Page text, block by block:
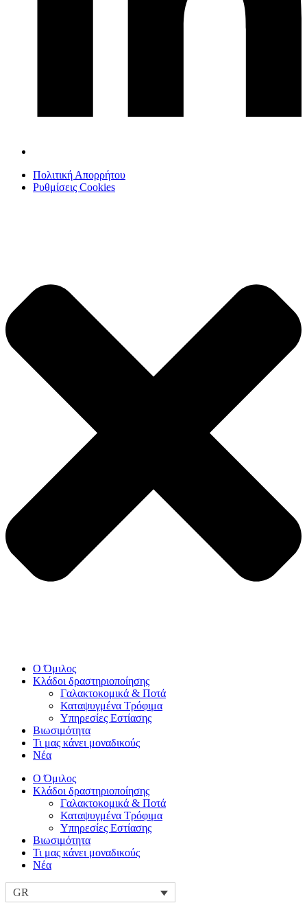
Πολιτική Απορρήτου
Ρυθμίσεις Cookies
Ο Όμιλος
Κλάδοι δραστηριοποίησης
Γαλακτοκομικά & Ποτά
Καταψυγμένα Τρόφιμα
Υπηρεσίες Εστίασης
Βιωσιμότητα
Τι μας κάνει μοναδικούς
Νέα
Ο Όμιλος
Κλάδοι δραστηριοποίησης
Γαλακτοκομικά & Ποτά
Καταψυγμένα Τρόφιμα
Υπηρεσίες Εστίασης
Βιωσιμότητα
Τι μας κάνει μοναδικούς
Νέα
GR